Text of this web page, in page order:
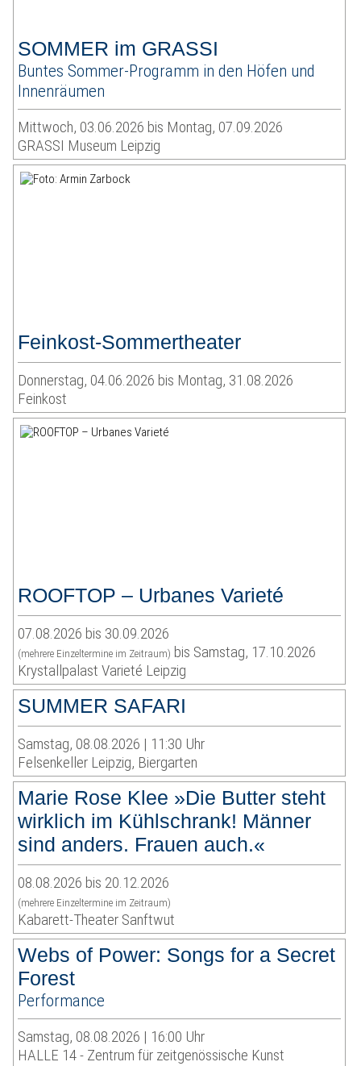
SOMMER im GRASSI
Buntes Sommer-Programm in den Höfen und
Innenräumen
Mittwoch, 03.06.2026 bis Montag, 07.09.2026
GRASSI Museum Leipzig
Feinkost-Sommertheater
Donnerstag, 04.06.2026 bis Montag, 31.08.2026
Feinkost
ROOFTOP – Urbanes Varieté
07.08.2026 bis 30.09.2026
(mehrere Einzeltermine im Zeitraum) bis Samstag, 17.10.2026
Krystallpalast Varieté Leipzig
SUMMER SAFARI
Samstag, 08.08.2026 | 11:30 Uhr
Felsenkeller Leipzig, Biergarten
Marie Rose Klee »Die Butter steht
wirklich im Kühlschrank! Männer
sind anders. Frauen auch.«
08.08.2026 bis 20.12.2026
(mehrere Einzeltermine im Zeitraum)
Kabarett-Theater Sanftwut
Webs of Power: Songs for a Secret
Forest
Performance
Samstag, 08.08.2026 | 16:00 Uhr
HALLE 14 - Zentrum für zeitgenössische Kunst